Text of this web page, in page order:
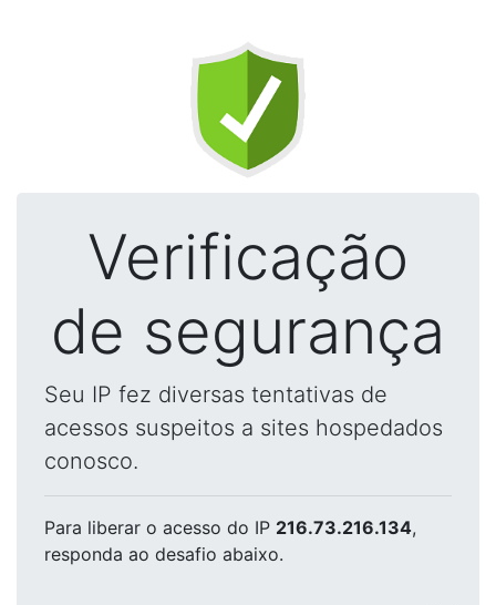
Verificação
de segurança
Seu IP fez diversas tentativas de
acessos suspeitos a sites hospedados
conosco.
Para liberar o acesso do IP 216.73.216.134,
responda ao desafio abaixo.